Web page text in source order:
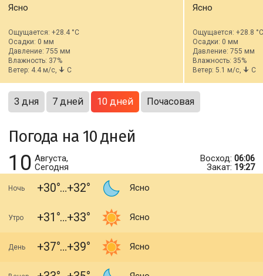
Ясно
Ощущается: +28.4 °C
Осадки: 0 мм
Давление: 755 мм
Влажность: 37%
Ветер: 4.4 м/с,
С
Ясно
Ощущается: +28.8 °C
Осадки: 0 мм
Давление: 755 мм
Влажность: 35%
Ветер: 5.1 м/с,
С
3 дня 7 дней 10 дней Почасовая
Погода на 10 дней
10 Августа,
Сегодня
Восход: 06:06
Закат: 19:27
Ночь +30 +32 Ясно
Утро +31 +33 Ясно
День +37 +39 Ясно